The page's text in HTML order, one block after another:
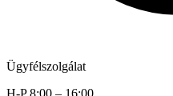
Ügyfélszolgálat
H-P 8:00 – 16:00